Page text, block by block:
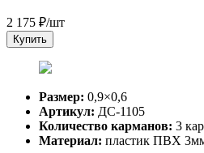
2 175 ₽/шт
Купить
Размер: 0,9×0,6
Артикул: ДС-1105
Количество карманов: 3
Материал: пластик ПВХ